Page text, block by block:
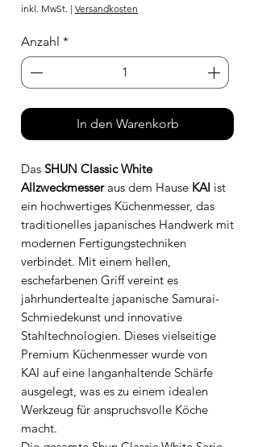
inkl. MwSt. | Versandkosten
Anzahl *
In den Warenkorb
Das SHUN Classic White
Allzweckmesseraus dem Hause KAI ist
ein hochwertiges Küchenmesser, das
traditionelles japanisches Handwerk mit
modernen Fertigungstechniken
verbindet. Mit einem hellen,
eschefarbenen Griff vereint es
jahrhundertealte japanische Samurai-
Schmiedekunst und innovative
Stahltechnologien. Dieses vielseitige
Premium Küchenmesser wurde von
KAI auf eine langanhaltende Schärfe
ausgelegt, was es zu einem idealen
Werkzeug für anspruchsvolle Köche
macht.